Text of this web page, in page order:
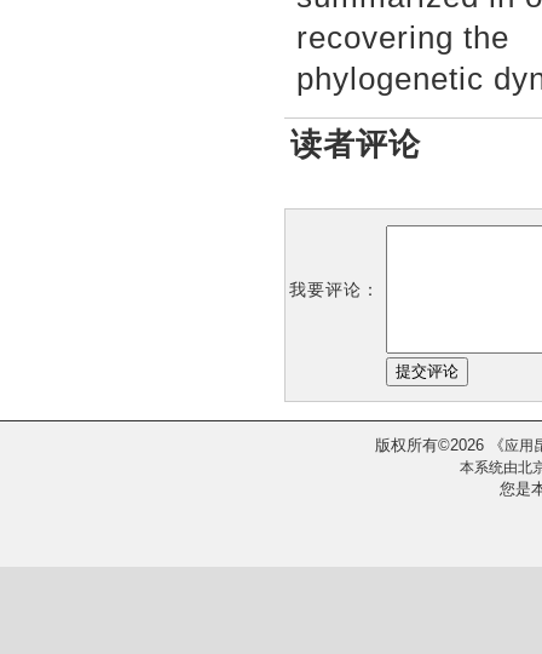
recovering the
phylogenetic
读者评论
我要评论：
版权所有©2026 《应用
本系统由北
您是